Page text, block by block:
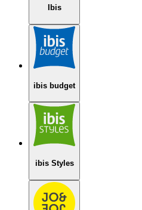
Ibis
ibis budget
ibis Styles